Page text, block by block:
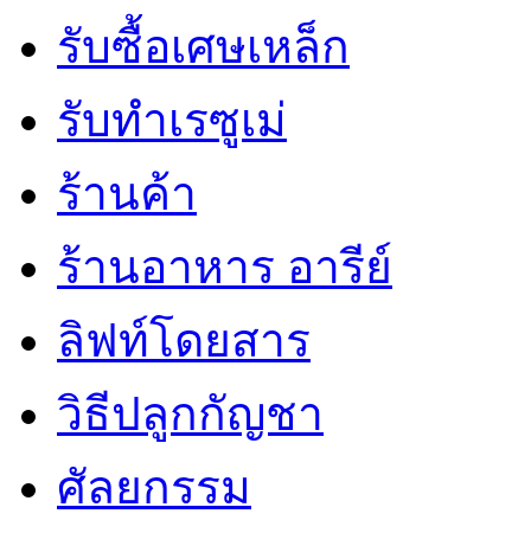
รับซื้อเศษเหล็ก
รับทำเรซูเม่
ร้านค้า
ร้านอาหาร อารีย์
ลิฟท์โดยสาร
วิธีปลูกกัญชา
ศัลยกรรม